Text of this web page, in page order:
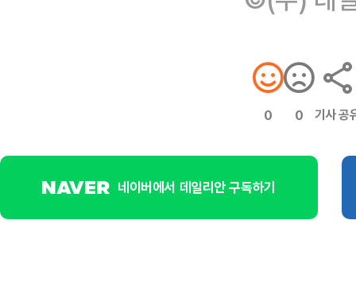
0 0 기사 공
네이버에서 데일리안 구독하기